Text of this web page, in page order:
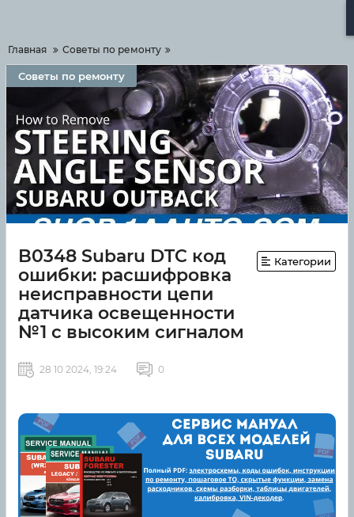
Главная Советы по ремонту
Советы по ремонту
B0348 Subaru DTC код
ошибки: расшифровка
неисправности цепи
датчика освещенности
№1 с высоким сигналом
Категории
28 10 2024, 19:24 0